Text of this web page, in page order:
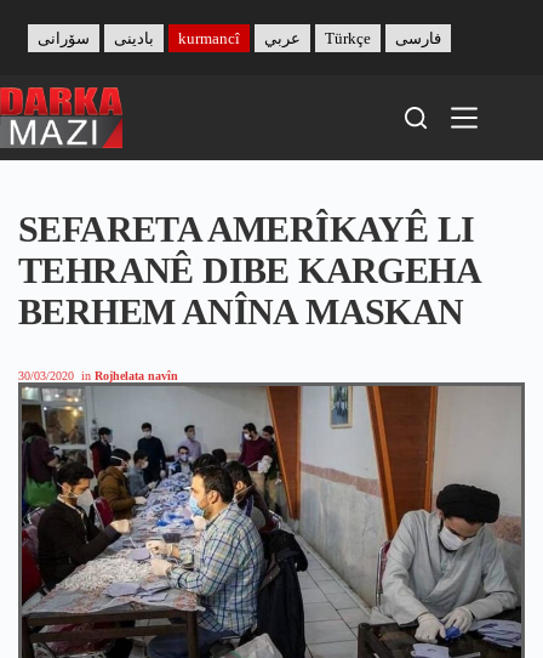
content
بادینی سۆرانی kurmancî عربي Türkçe فارسی
SEFARETA AMERÎKAYÊ LI
TEHRANÊ DIBE KARGEHA
BERHEM ANÎNA MASKAN
30/03/2020 in Rojhelata navîn